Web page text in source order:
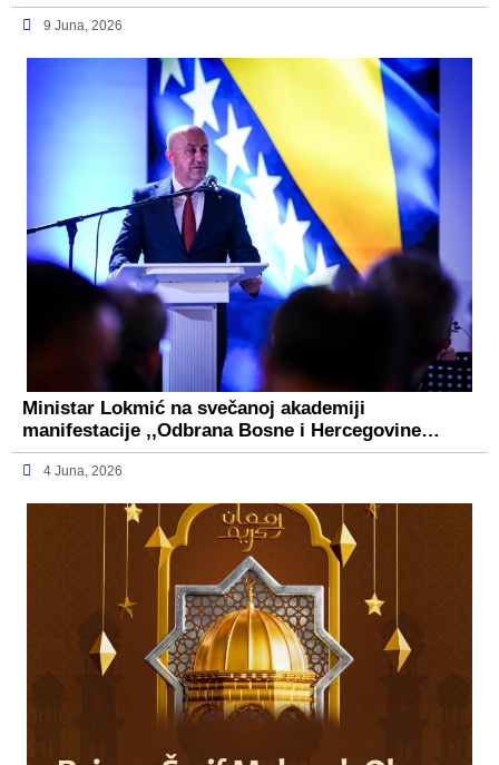
9 Juna, 2026
Ministar Lokmić na svečanoj akademiji
manifestacije ,,Odbrana Bosne i Hercegovine…
4 Juna, 2026